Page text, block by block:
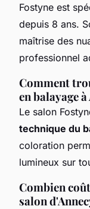
Fostyne est
depuis 8 ans.
maîtrise des
professionnel
Comment
en balayage à
Le salon
technique du
coloration
lumineux sur
Combien
salon